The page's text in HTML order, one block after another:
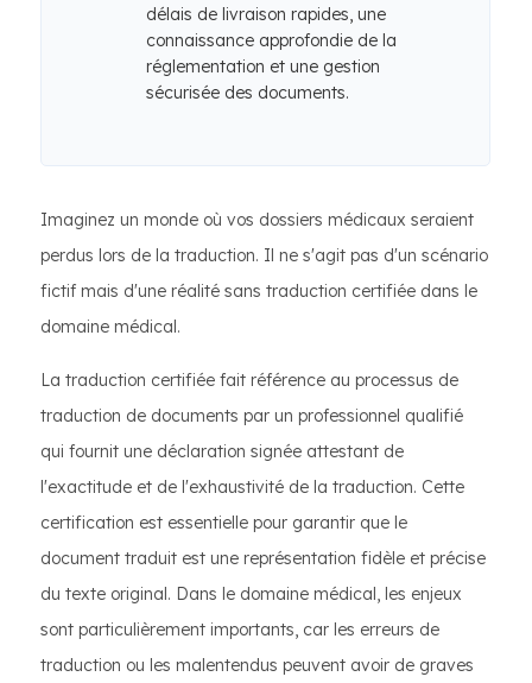
délais de livraison rapides, une
connaissance approfondie de la
réglementation et une gestion
sécurisée des documents.
Imaginez un monde où vos dossiers médicaux seraient
perdus lors de la traduction. Il ne s'agit pas d'un scénario
fictif mais d'une réalité sans traduction certifiée dans le
domaine médical.
La traduction certifiée fait référence au processus de
traduction de documents par un professionnel qualifié
qui fournit une déclaration signée attestant de
l'exactitude et de l'exhaustivité de la traduction. Cette
certification est essentielle pour garantir que le
document traduit est une représentation fidèle et précise
du texte original. Dans le domaine médical, les enjeux
sont particulièrement importants, car les erreurs de
traduction ou les malentendus peuvent avoir de graves